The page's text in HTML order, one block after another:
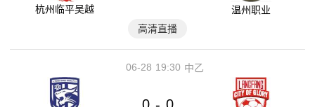
杭州临平吴越
温州职业
高清直播
19:30
06-28 中乙